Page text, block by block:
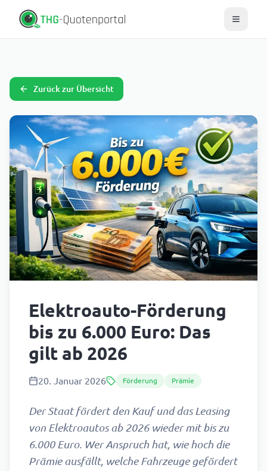
Zurück zur Übersicht
Elektroauto-Förderung
bis zu 6.000 Euro: Das
gilt ab 2026
20. Januar 2026 Förderung Prämie
Der Staat fördert den Kauf und das Leasing
von Elektroautos ab 2026 wieder mit bis zu
6.000 Euro. Wer Anspruch hat, wie hoch die
Prämie ausfällt, welche Fahrzeuge gefördert